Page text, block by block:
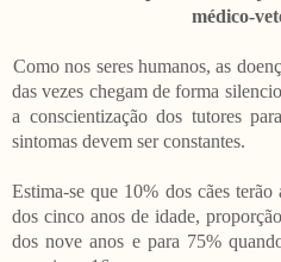
médico-
Como nos seres humanos, as
das vezes chegam de forma
a conscientização dos tutores
sintomas devem ser constantes.
Estima-se que 10% dos cães
dos cinco anos de idade,
dos nove anos e para 75%